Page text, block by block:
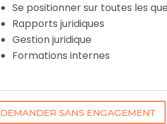
Se positionner sur toutes les
Rapports juridiques
Gestion juridique
Formations internes
DEMANDER SANS ENGAGEMENT